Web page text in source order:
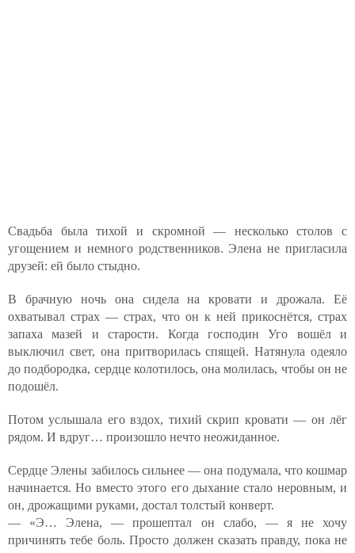
Свадьба была тихой и скромной — несколько столов с
угощением и немного родственников. Элена не пригласила
друзей: ей было стыдно.
В брачную ночь она сидела на кровати и дрожала. Её
охватывал страх — страх, что он к ней прикоснётся, страх
запаха мазей и старости. Когда господин Уго вошёл и
выключил свет, она притворилась спящей. Натянула одеяло
до подбородка, сердце колотилось, она молилась, чтобы он не
подошёл.
Потом услышала его вздох, тихий скрип кровати — он лёг
рядом. И вдруг… произошло нечто неожиданное.
Сердце Элены забилось сильнее — она подумала, что кошмар
начинается. Но вместо этого его дыхание стало неровным, и
он, дрожащими руками, достал толстый конверт.
— «Э… Элена, — прошептал он слабо, — я не хочу
причинять тебе боль. Просто должен сказать правду, пока не